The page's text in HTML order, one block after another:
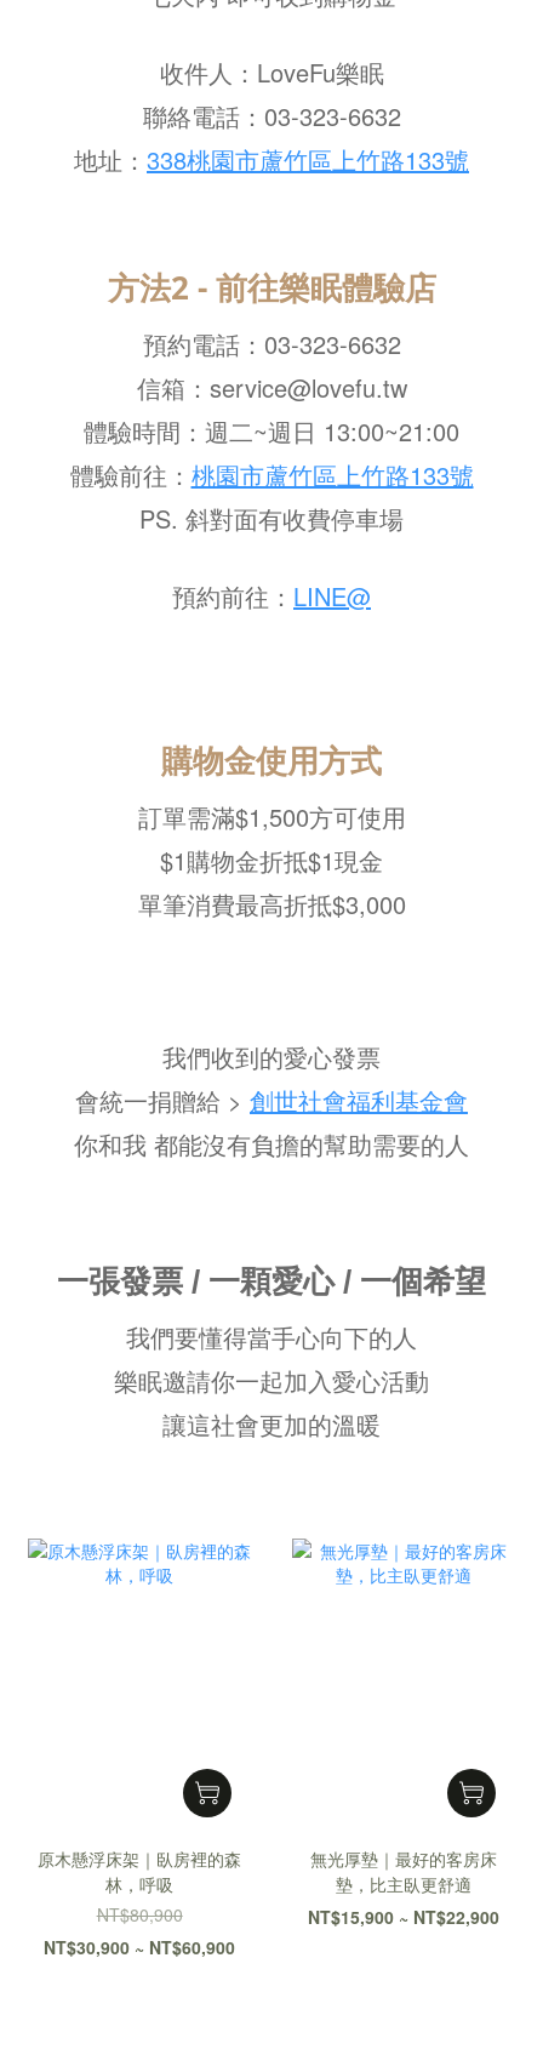
收件人：LoveFu樂眠
聯絡電話：03-323-6632
地址： 338桃園市蘆竹區上竹路133號
方法2 - 前往樂眠體驗店
預約電話： 03-323-6632
信箱：service@lovefu.tw
體驗時間：週二~週日 13:00~21:00
體驗前往： 桃園市蘆竹區上竹路133號
PS. 斜對面有收費停車場
預約前往： LINE@
購物金使用方式
訂單需滿$1,500方可使用
$1購物金折抵$1現金
單筆消費最高折抵$3,000
我們收到的愛心發票
會統一捐贈給 > 創世社會福利基金會
你和我 都能沒有負擔的幫助需要的人
一張發票 / 一顆愛心 / 一個希望
我們要懂得當手心向下的人
樂眠邀請你一起加入愛心活動
讓這社會更加的溫暖
原木懸浮床架｜臥房裡的森
林，呼吸
NT$80,900
NT$30,900 ~ NT$60,900
無光厚墊｜最好的客房床
墊，比主臥更舒適
NT$15,900 ~ NT$22,900